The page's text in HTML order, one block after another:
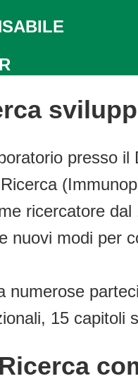
presso
ricercatore dal
modi per
15 capitoli